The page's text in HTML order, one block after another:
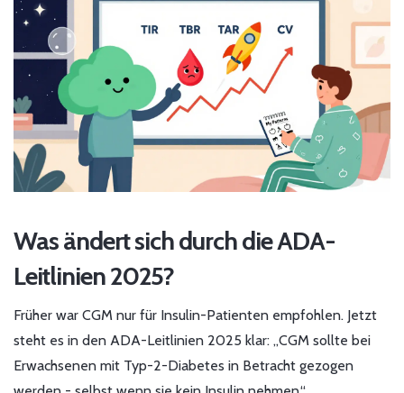
Was ändert sich durch die ADA-
Leitlinien 2025?
Früher war CGM nur für Insulin-Patienten empfohlen. Jetzt
steht es in den ADA-Leitlinien 2025 klar: „CGM sollte bei
Erwachsenen mit Typ-2-Diabetes in Betracht gezogen